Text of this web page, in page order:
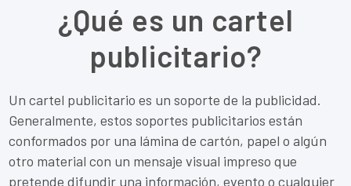
¿Qué es un cartel
publicitario?
Un cartel publicitario es un soporte de la publicidad.
Generalmente, estos soportes publicitarios están
conformados por una lámina de cartón, papel o algún
otro material con un mensaje visual impreso que
pretende difundir una información, evento o cualquier